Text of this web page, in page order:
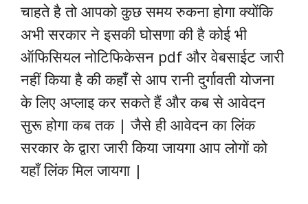
चाहते है तो आपको कुछ समय रुकना होगा क्योंकि
अभी सरकार ने इसकी घोसणा की है कोई भी
ऑफिसियल नोटिफिकेसन pdf और वेबसाईट जारी
नहीं किया है की कहाँ से आप रानी दुर्गावती योजना
के लिए अप्लाइ कर सकते हैं और कब से आवेदन
सुरू होगा कब तक | जैसे ही आवेदन का लिंक
सरकार के द्वारा जारी किया जायगा आप लोगों को
यहाँ लिंक मिल जायगा |